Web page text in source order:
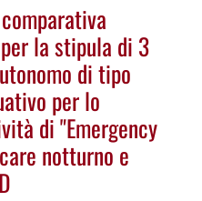
la stipula di 3
di tipo
per lo
di "Emergency
notturno e